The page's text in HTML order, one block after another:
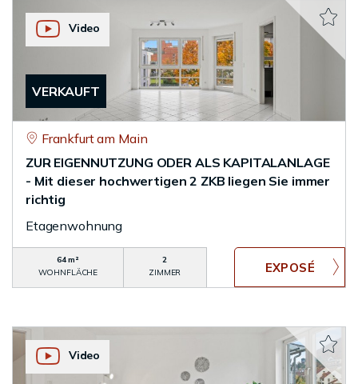
VERKAUFT
Video
Frankfurt am Main
ZUR EIGENNUTZUNG ODER ALS KAPITALANLAGE
- Mit dieser hochwertigen 2 ZKB liegen Sie immer
richtig
Etagenwohnung
64 m²
WOHNFLÄCHE
2
ZIMMER
Video